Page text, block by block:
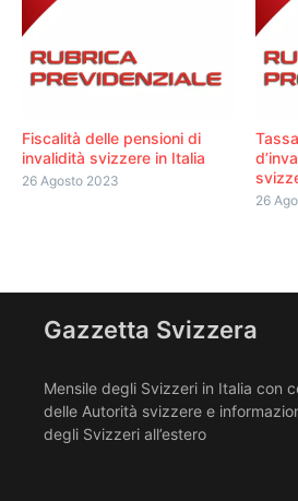
Fiscalità delle pensioni di
invalidità svizzere in Italia
26 Agosto 2023
26
Gazzetta Svizzera
Mensile degli Svizzeri in Italia con
delle Autorità svizzere e
degli Svizzeri all’estero